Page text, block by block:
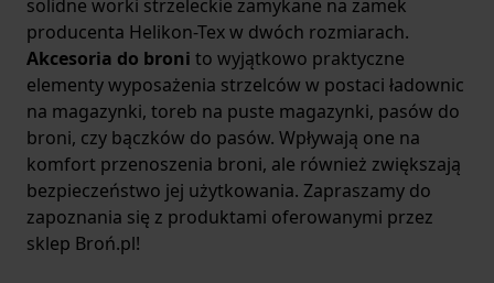
solidne worki strzeleckie zamykane na zamek
producenta Helikon-Tex w dwóch rozmiarach.
Akcesoria do broni to wyjątkowo praktyczne
elementy wyposażenia strzelców w postaci ładownic
na magazynki, toreb na puste magazynki, pasów do
broni, czy bączków do pasów. Wpływają one na
komfort przenoszenia broni, ale również zwiększają
bezpieczeństwo jej użytkowania. Zapraszamy do
zapoznania się z produktami oferowanymi przez
sklep Broń.pl!